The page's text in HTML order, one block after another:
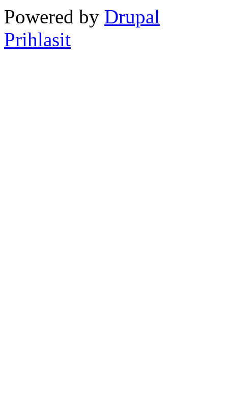
Powered by Drupal
Prihlasit